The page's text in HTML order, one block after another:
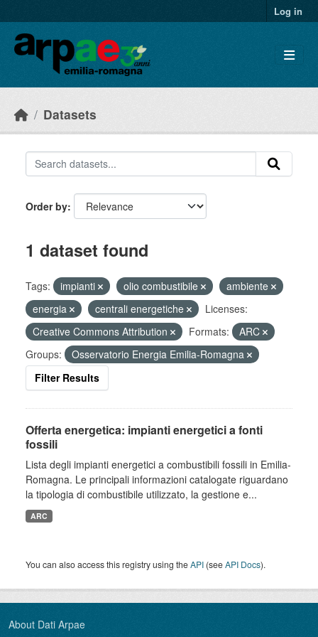
Log in
Datasets
Order by
1 dataset found
Tags: impianti olio combustibile
ambiente
energia
centrali energetiche
Licenses:
Creative Commons Attribution
Formats:
ARC
Groups:
Osservatorio Energia Emilia-Romagna
Filter Results
Offerta energetica: impianti energetici a fonti
fossili
Lista degli impianti energetici a combustibili fossili in Emilia-
Romagna. Le principali informazioni catalogate riguardano
la tipologia di combustibile utilizzato, la gestione e...
ARC
You can also access this registry using theAPI (seeAPI Docs).
About Dati Arpae